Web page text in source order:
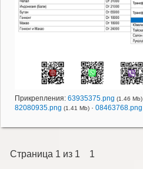
Прикрепления: 63935375.png (1.46 Mb)
82080935.png (1.41 Mb) · 08463768.png
Страница 1 из 1 1